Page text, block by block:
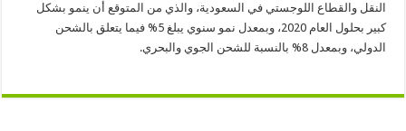
النقل والقطاع اللوجستي في السعودية، والذي من المتوقع أن ينمو بشكل
كبير بحلول العام 2020، وبمعدل نمو سنوي يبلغ 5% فيما يتعلق بالشحن
الدولي، وبمعدل 8% بالنسبة للشحن الجوي والبحري.